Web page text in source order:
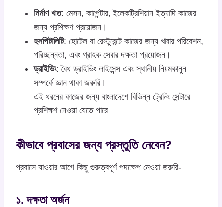
নির্মাণ খাত: মেসন, কার্পেন্টার, ইলেকট্রিশিয়ান ইত্যাদি কাজের
জন্য প্রশিক্ষণ প্রয়োজন।
হসপিটালিটি: হোটেল বা রেস্টুরেন্টে কাজের জন্য খাবার পরিবেশন,
পরিচ্ছন্নতা, এবং গ্রাহক সেবার দক্ষতা প্রয়োজন।
ড্রাইভিং: বৈধ ড্রাইভিং লাইসেন্স এবং স্থানীয় নিয়মকানুন
সম্পর্কে জ্ঞান থাকা জরুরি।
এই ধরনের কাজের জন্য বাংলাদেশে বিভিন্ন ট্রেনিং সেন্টারে
প্রশিক্ষণ নেওয়া যেতে পারে।
কীভাবে প্রবাসের জন্য প্রস্তুতি নেবেন?
প্রবাসে যাওয়ার আগে কিছু গুরুত্বপূর্ণ পদক্ষেপ নেওয়া জরুরি-
১. দক্ষতা অর্জন